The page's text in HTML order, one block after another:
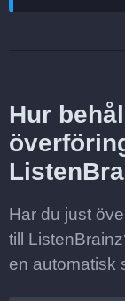
Hur
Har du just
till
en automatisk